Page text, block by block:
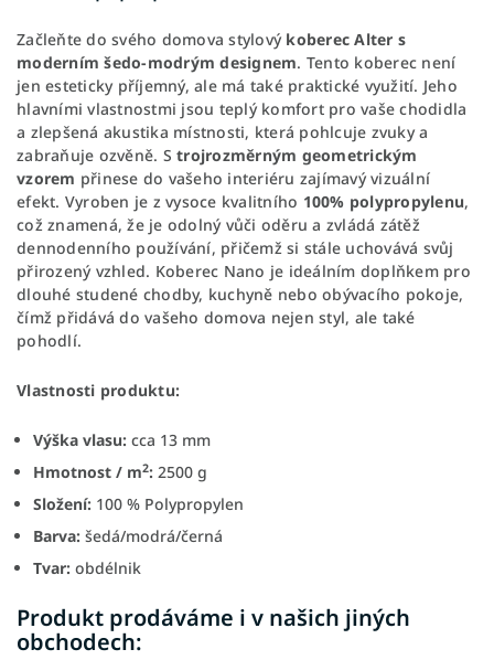
Začleňte do svého domova stylový koberec Alter s
moderním šedo-modrým designem. Tento koberec není
jen esteticky příjemný, ale má také praktické využití. Jeho
hlavními vlastnostmi jsou teplý komfort pro vaše chodidla
a zlepšená akustika místnosti, která pohlcuje zvuky a
zabraňuje ozvěně. S trojrozměrným geometrickým
vzorem přinese do vašeho interiéru zajímavý vizuální
efekt. Vyroben je z vysoce kvalitního 100% polypropylenu,
což znamená, že je odolný vůči oděru a zvládá zátěž
dennodenního používání, přičemž si stále uchovává svůj
přirozený vzhled. Koberec Nano je ideálním doplňkem pro
dlouhé studené chodby, kuchyně nebo obývacího pokoje,
čímž přidává do vašeho domova nejen styl, ale také
pohodlí.
Vlastnosti produktu:
Výška vlasu: cca 13 mm
Hmotnost / m2: 2500 g
Složení: 100 % Polypropylen
Barva: šedá/modrá/černá
Tvar: obdélnik
Produkt prodáváme i v našich jiných
obchodech: